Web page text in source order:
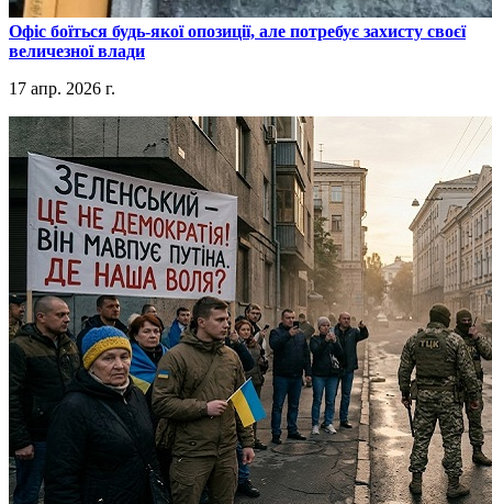
​Офіс боїться будь-якої опозиції, але потребує захисту своєї
величезної влади
17 апр. 2026 г.